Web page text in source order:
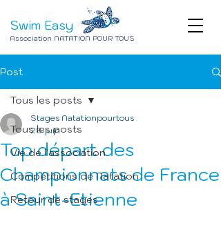
Swim Easy
Association NATATION POUR TOUS
Post
Tous les posts
Vie de l'association
Compétitions de Natation
Retour de stages
Tous les posts
Top départ des
Championnats de France
à Saint-Etienne
Stages Natationpourtous
28 juin